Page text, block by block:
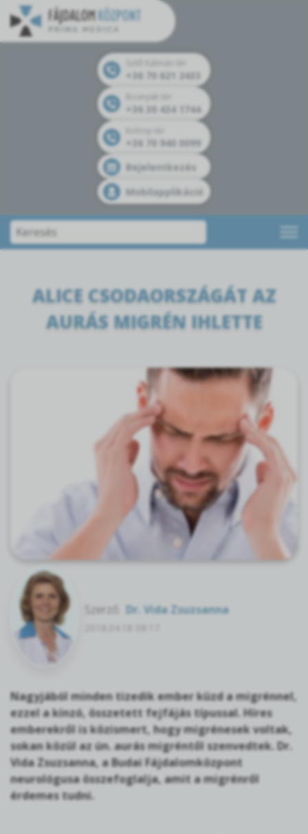
+36 70 621 2433
+36 30 434 1744
+36 70 940 0099
Bejelentkezés
Mobilapplikáció
ALICE CSODAORSZÁGÁT AZ
AURÁS MIGRÉN IHLETTE
Szerző: Dr. Vida Zsuzsanna
Nagyjából minden tizedik ember küzd a migrénnel,
ezzel a kínzó, összetett fejfájás típussal. Híres
emberekről is közismert, hogy migrénesek voltak,
sokan közül az ún. aurás migréntől szenvedtek. Dr.
Vida Zsuzsanna, a Budai Fájdalomközpont
neurológusa összefoglalja, amit a migrénről
érdemes tudni.